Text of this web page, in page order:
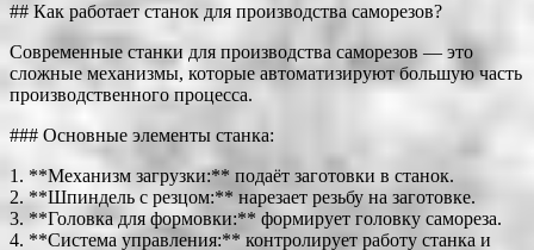
## Как работает станок для производства саморезов?
Современные станки для производства саморезов — это
сложные механизмы, которые автоматизируют большую часть
производственного процесса.
### Основные элементы станка:
1. **Механизм загрузки:** подаёт заготовки в станок.
2. **Шпиндель с резцом:** нарезает резьбу на заготовке.
3. **Головка для формовки:** формирует головку самореза.
4. **Система управления:** контролирует работу станка и